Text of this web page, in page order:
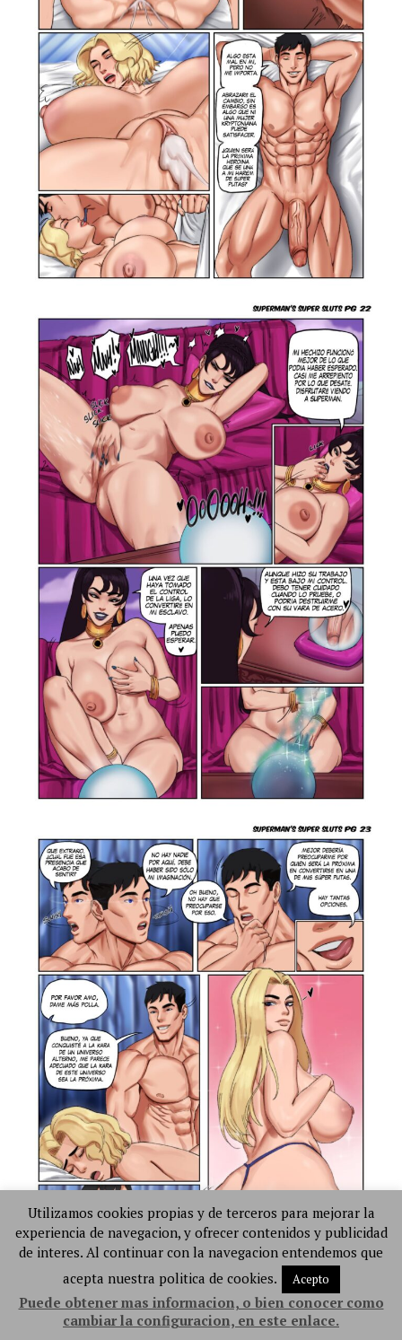
Utilizamos cookies propias y de terceros para mejorar la
experiencia de navegacion, y ofrecer contenidos y publicidad
de interes. Al continuar con la navegacion entendemos que
acepta nuestra politica de cookies.
Acepto
Puede obtener mas informacion, o bien conocer como
cambiar la configuracion, en este enlace.